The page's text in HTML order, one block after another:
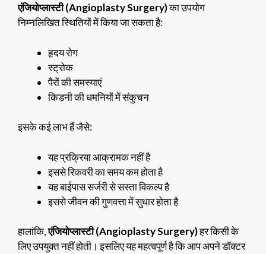
एंजियोप्लास्टी (Angioplasty Surgery)का उपयोग
निम्नलिखित स्थितियों में किया जा सकता है:
हृदय रोग
स्ट्रोक
पैरों की समस्याएं
किडनी की धमनियों में संकुचन
इसके कई लाभ हैं जैसे:
यह प्रक्रिया आक्रामक नहीं है
इससे रिकवरी का समय कम होता है
यह बाईपास सर्जरी से सस्ता विकल्प है
इससे जीवन की गुणवत्ता में सुधार होता है
हालांकि,एंजियोप्लास्टी (Angioplasty Surgery)हर किसी के
लिए उपयुक्त नहीं होती। इसलिए यह महत्वपूर्ण है कि आप अपने डॉक्टर